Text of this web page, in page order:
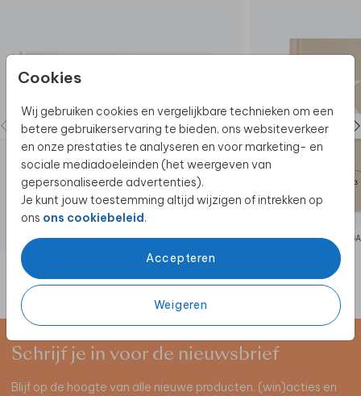
Cookies
Wij gebruiken cookies en vergelijkbare technieken om een
betere gebruikerservaring te bieden, ons websiteverkeer
en onze prestaties te analyseren en voor marketing- en
sociale mediadoeleinden (het weergeven van
gepersonaliseerde advertenties).
Je kunt jouw toestemming altijd wijzigen of intrekken op
ons ons cookiebeleid.
Accepteren
Weigeren
GASTENBOEK
Schrijf je in voor de nieuwsbrief
Blijf op de hoogte van alle nieuwe producten, (win)acties en